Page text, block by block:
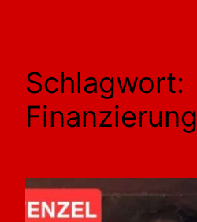
Schlagwort:
Finanzierung